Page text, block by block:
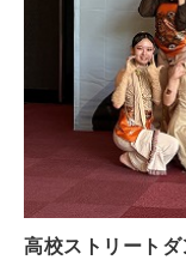
高校ストリート